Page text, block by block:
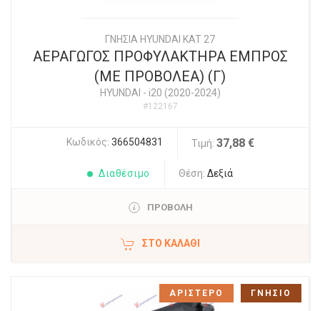
ΓΝΗΣΙΑ HYUNDAI KAT 27
ΑΕΡΑΓΩΓΟΣ ΠΡΟΦΥΛΑΚΤΗΡΑ ΕΜΠΡΟΣ
(ΜΕ ΠΡΟΒΟΛΕΑ) (Γ)
HYUNDAI - i20 (2020-2024)
#122167
Κωδικός: 366504831 Τιμή: 37,88 €
Διαθέσιμο Θέση: Δεξιά
ΠΡΟΒΟΛΗ
ΣΤΟ ΚΑΛΆΘΙ
ΑΡΙΣΤΕΡΟ ΓΝΗΣΙΟ